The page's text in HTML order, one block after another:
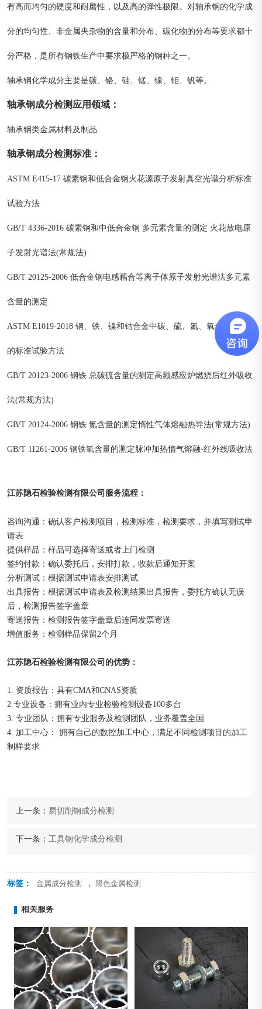
有高而均匀的硬度和耐磨性，以及高的弹性极限。对轴承钢的化学成
分的均匀性、非金属夹杂物的含量和分布、碳化物的分布等要求都十
分严格，是所有钢铁生产中要求极严格的钢种之一。
轴承钢化学成分主要是碳、铬、硅、锰、镍、钼、钒等。
轴承钢成分检测应用领域 ：
轴承钢类金属材料及制品
轴承钢成分检测标准 ：
ASTM E415-17 碳素钢和低合金钢火花源原子发射真空光谱分析标准
试验方法
GB/T 4336-2016 碳素钢和中低合金钢 多元素含量的测定 火花放电原
子发射光谱法(常规法)
GB/T 20125-2006 低合金钢电感藕合等离子体原子发射光谱法多元素
含量的测定
ASTM E1019-2018 钢、铁、镍和钴合金中碳、硫、氮、氧含量测定
的标准试验方法
GB/T 20123-2006 钢铁 总碳硫含量的测定高频感应炉燃烧后红外吸收
法(常规方法)
GB/T 20124-2006 钢铁 氮含量的测定惰性气体熔融热导法(常规方法)
GB/T 11261-2006 钢铁氧含量的测定脉冲加热惰气熔融-红外线吸收法
江苏隐石检验检测有限公司 服务流程 ：
咨询沟通：确认客户检测项目，检测标准，检测要求，并填写测试申
请表
提供样品：样品可选择寄送或者上门检测
签约付款：确认委托后，安排打款，收款后通知开案
分析测试：根据测试申请表安排测试
出具报告：根据测试申请表及检测结果出具报告，委托方确认无误
后，检测报告签字盖章
寄送报告：检测报告签字盖章后连同发票寄送
增值服务：检测样品保留2个月
江苏隐石检验检测有限公司的优势：
1. 资质报告：具有CMA和CNAS资质
2.专业设备：拥有业内专业检验检测设备100多台
3. 专业团队：拥有专业服务及检测团队，业务覆盖全国
4. 加工中心： 拥有自己的数控加工中心，满足不同检测项目的加工
制样要求
上一条： 易切削钢成分检测
下一条： 工具钢化学成分检测
标签： 金属成分检测 , 黑色金属检测
相关服务